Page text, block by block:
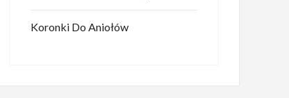
Koronki Do Aniołów